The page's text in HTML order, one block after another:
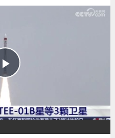
播
放